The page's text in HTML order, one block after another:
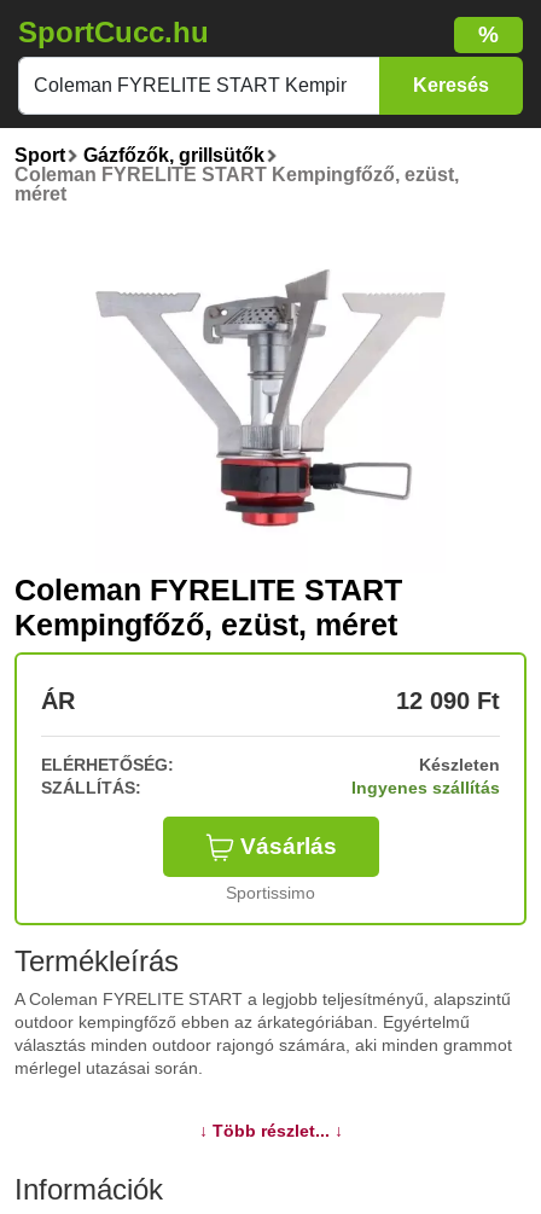
SportCucc.hu %
Sport
Gázfőzők, grillsütők
Coleman FYRELITE START Kempingfőző, ezüst,
méret
Coleman FYRELITE START
Kempingfőző, ezüst, méret
ÁR 12 090 Ft
ELÉRHETŐSÉG:
Készleten
SZÁLLÍTÁS:
Ingyenes szállítás
Vásárlás
Sportissimo
Termékleírás
A Coleman FYRELITE START a legjobb teljesítményű, alapszintű
outdoor kempingfőző ebben az árkategóriában. Egyértelmű
választás minden outdoor rajongó számára, aki minden grammot
mérlegel utazásai során.
↓ Több részlet... ↓
Információk